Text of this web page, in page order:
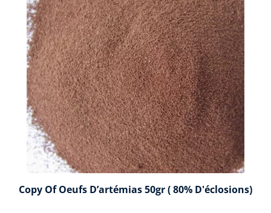
Copy Of Oeufs D’artémias 50gr ( 80% D'éclosions)